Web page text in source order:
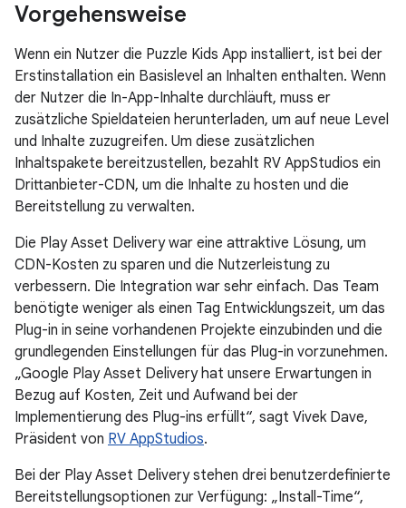
Vorgehensweise
Wenn ein Nutzer die Puzzle Kids App installiert, ist bei der
Erstinstallation ein Basislevel an Inhalten enthalten. Wenn
der Nutzer die In-App-Inhalte durchläuft, muss er
zusätzliche Spieldateien herunterladen, um auf neue Level
und Inhalte zuzugreifen. Um diese zusätzlichen
Inhaltspakete bereitzustellen, bezahlt RV AppStudios ein
Drittanbieter-CDN, um die Inhalte zu hosten und die
Bereitstellung zu verwalten.
Die Play Asset Delivery war eine attraktive Lösung, um
CDN-Kosten zu sparen und die Nutzerleistung zu
verbessern. Die Integration war sehr einfach. Das Team
benötigte weniger als einen Tag Entwicklungszeit, um das
Plug-in in seine vorhandenen Projekte einzubinden und die
grundlegenden Einstellungen für das Plug-in vorzunehmen.
„Google Play Asset Delivery hat unsere Erwartungen in
Bezug auf Kosten, Zeit und Aufwand bei der
Implementierung des Plug-ins erfüllt“, sagt Vivek Dave,
Präsident von RV AppStudios.
Bei der Play Asset Delivery stehen drei benutzerdefinierte
Bereitstellungsoptionen zur Verfügung: „Install-Time“,